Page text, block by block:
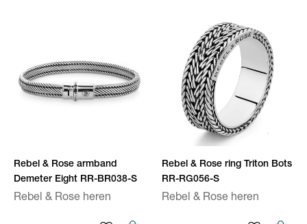
Rebel & Rose armband
Demeter Eight RR-BR038-S
Rebel & Rose heren
Rebel & Rose ring Triton Bots
RR-RG056-S
Rebel & Rose heren